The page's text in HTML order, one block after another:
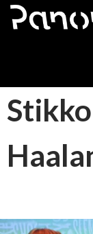
Søk
HOPP